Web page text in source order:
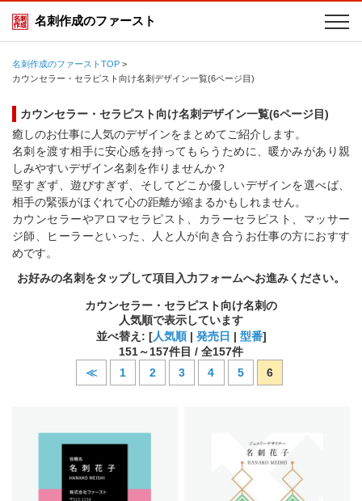
名刺作成のファースト
名刺作成のファーストTOP >
カウンセラー・セラピスト向け名刺デザイン一覧(6ページ目)
カウンセラー・セラピスト向け名刺デザイン一覧(6ページ目)
癒しのお仕事に人気のデザインをまとめてご紹介します。
名刺を渡す相手に安心感を持ってもらうために、暖かみがあり親
しみやすいデザイン名刺を作りませんか？
堅すぎず、遊びすぎず、そしてどこか優しいデザインを選べば、
相手の緊張がほぐれて心の距離が縮まるかもしれません。
カウンセラーやアロマセラピスト、カラーセラピスト、マッサー
ジ師、ヒーラーといった、人と人が向き合うお仕事の方におすす
めです。
お好みの名刺をタップして項目入力フォームへお進みください。
カウンセラー・セラピスト向け名刺の
人気順で表示しています
並べ替え: [人気順| 発売日 | 型番]
151～157件目 / 全157件
≪
1 2 3 4 5 6